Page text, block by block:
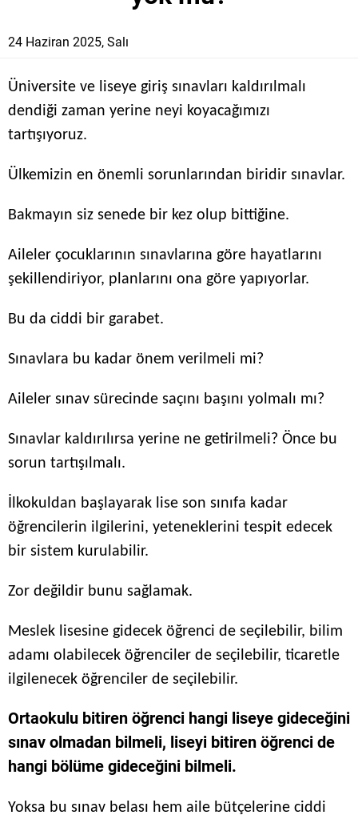
24 Haziran 2025, Salı
Üniversite ve liseye giriş sınavları kaldırılmalı
dendiği zaman yerine neyi koyacağımızı
tartışıyoruz.
Ülkemizin en önemli sorunlarından biridir sınavlar.
Bakmayın siz senede bir kez olup bittiğine.
Aileler çocuklarının sınavlarına göre hayatlarını
şekillendiriyor, planlarını ona göre yapıyorlar.
Bu da ciddi bir garabet.
Sınavlara bu kadar önem verilmeli mi?
Aileler sınav sürecinde saçını başını yolmalı mı?
Sınavlar kaldırılırsa yerine ne getirilmeli? Önce bu
sorun tartışılmalı.
İlkokuldan başlayarak lise son sınıfa kadar
öğrencilerin ilgilerini, yeteneklerini tespit edecek
bir sistem kurulabilir.
Zor değildir bunu sağlamak.
Meslek lisesine gidecek öğrenci de seçilebilir, bilim
adamı olabilecek öğrenciler de seçilebilir, ticaretle
ilgilenecek öğrenciler de seçilebilir.
Ortaokulu bitiren öğrenci hangi liseye gideceğini
sınav olmadan bilmeli, liseyi bitiren öğrenci de
hangi bölüme gideceğini bilmeli.
Yoksa bu sınav belası hem aile bütçelerine ciddi